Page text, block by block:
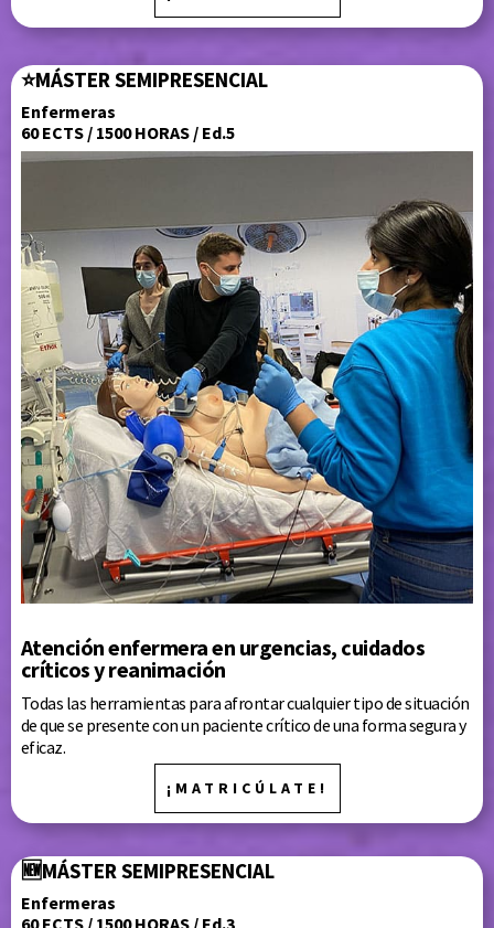
⭐MÁSTERSEMIPRESENCIAL
Enfermeras
60 ECTS / 1500 HORAS / Ed.5
Atención enfermera en urgencias, cuidados
críticos y reanimación
Todas las herramientas para afrontar cualquier tipo de situación
de que se presente con un paciente crítico de una forma segura y
eficaz.
¡MATRICÚLATE!
🆕MÁSTERSEMIPRESENCIAL
Enfermeras